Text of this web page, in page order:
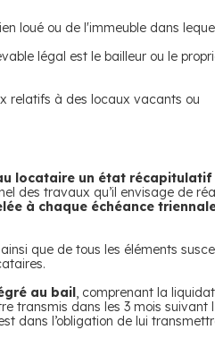
loué ou de l'immeuble dans
légal est le bailleur ou le
relatifs à des locaux vacants ou
locataire un état récapitulatif
des travaux qu’il envisage de
à chaque échéance
que de tous les éléments
au bail, comprenant la
transmis dans les 3 mois suivant
dans l’obligation de lui